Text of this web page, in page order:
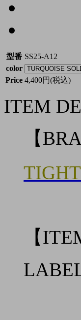
型番 SS25-A12
color
Price 4,400円(税込)
ITEM
【
【